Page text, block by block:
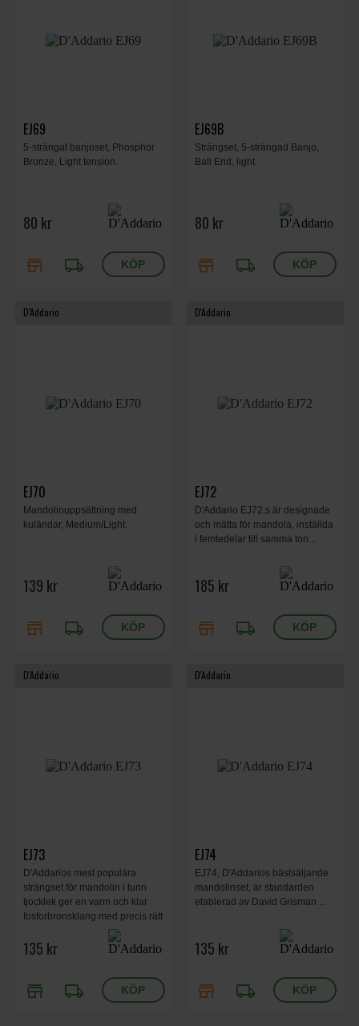
EJ69
5-strängat banjoset, Phosphor
Bronze, Light tension.
80 kr
store local_shipping
EJ69B
Strängset, 5-strängad Banjo,
Ball End, light.
80 kr
store local_shipping
D'Addario
EJ70
Mandolinuppsättning med
kuländar, Medium/Light.
139 kr
store local_shipping
D'Addario
EJ72
D'Addario EJ72:s är designade
och mätta för mandola, inställda
i femtedelar till samma ton...
185 kr
store local_shipping
D'Addario
EJ73
D'Addarios mest populära
strängset för mandolin i tunn
tjocklek ger en varm och klar
fosforbronsklang med precis rätt
spänning för smidig spelbarhet
och bra klang.
135 kr
store local_shipping
D'Addario
EJ74
EJ74, D'Addarios bästsäljande
mandolinset, är standarden
etablerad av David Grisman ...
135 kr
store local_shipping